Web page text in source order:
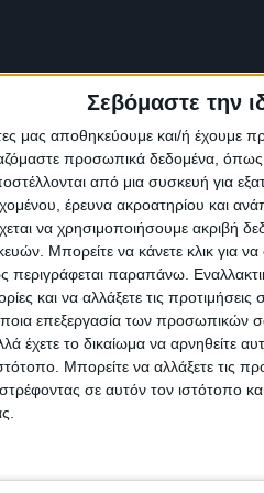
Σεβόμαστε την
μας αποθηκεύουμε και/ή
προσωπικά δεδομένα, όπως
από μια συσκευή για
έρευνα ακροατηρίου και
να χρησιμοποιήσουμε ακριβή
Μπορείτε να κάνετε κλικ για να
περιγράφεται παραπάνω.
και να αλλάξετε τις
επεξεργασία των προσωπικών
έχετε το δικαίωμα να αρνηθείτε
Μπορείτε να αλλάξετε τις
σε αυτόν τον ιστότοπο
κύπελλα για τις 2
WADF,WORLD
FEMALE JUVENIL και
KIDS SHOW DANCE
μετάλλιο στην
SHOW DANCE JUVENIL,χρυσό
CLASSICAL BALLET
μας
Καλλιτέχνες από όλο τον
παιδιά!